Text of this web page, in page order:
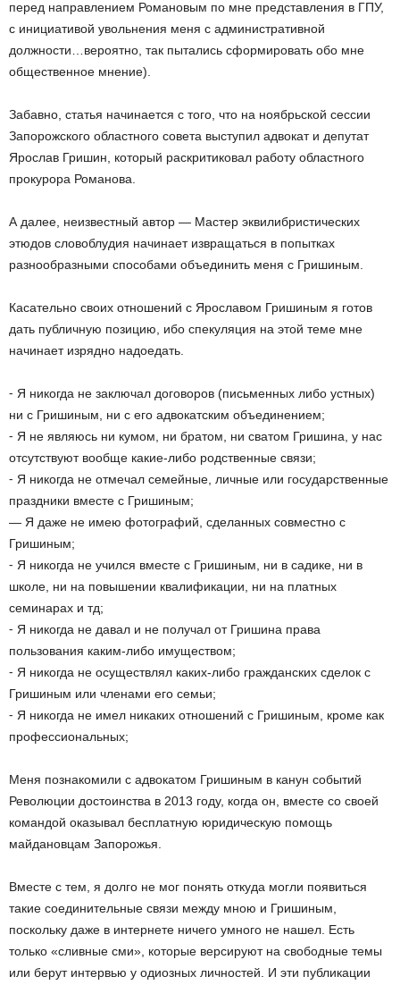
перед направлением Романовым по мне представления в ГПУ,
с инициативой увольнения меня с административной
должности…вероятно, так пытались сформировать обо мне
общественное мнение).
Забавно, статья начинается с того, что на ноябрьской сессии
Запорожского областного совета выступил адвокат и депутат
Ярослав Гришин, который раскритиковал работу областного
прокурора Романова.
А далее, неизвестный автор — Мастер эквилибристических
этюдов словоблудия начинает извращаться в попытках
разнообразными способами объединить меня с Гришиным.
Касательно своих отношений с Ярославом Гришиным я готов
дать публичную позицию, ибо спекуляция на этой теме мне
начинает изрядно надоедать.
⁃ Я никогда не заключал договоров (письменных либо устных)
ни с Гришиным, ни с его адвокатским объединением;
⁃ Я не являюсь ни кумом, ни братом, ни сватом Гришина, у нас
отсутствуют вообще какие-либо родственные связи;
⁃ Я никогда не отмечал семейные, личные или государственные
праздники вместе с Гришиным;
— Я даже не имею фотографий, сделанных совместно с
Гришиным;
⁃ Я никогда не учился вместе с Гришиным, ни в садике, ни в
школе, ни на повышении квалификации, ни на платных
семинарах и тд;
⁃ Я никогда не давал и не получал от Гришина права
пользования каким-либо имуществом;
⁃ Я никогда не осуществлял каких-либо гражданских сделок с
Гришиным или членами его семьи;
⁃ Я никогда не имел никаких отношений с Гришиным, кроме как
профессиональных;
Меня познакомили с адвокатом Гришиным в канун событий
Революции достоинства в 2013 году, когда он, вместе со своей
командой оказывал бесплатную юридическую помощь
майдановцам Запорожья.
Вместе с тем, я долго не мог понять откуда могли появиться
такие соединительные связи между мною и Гришиным,
поскольку даже в интернете ничего умного не нашел. Есть
только «сливные сми», которые версируют на свободные темы
или берут интервью у одиозных личностей. И эти публикации